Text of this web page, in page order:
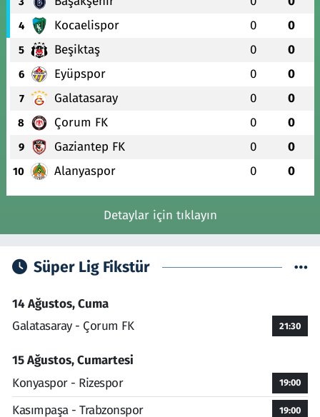
4 Kocaelispor 0 0
5 Beşiktaş 0 0
6 Eyüpspor 0 0
7 Galatasaray 0 0
8 Çorum FK 0 0
9 Gaziantep FK 0 0
10 Alanyaspor 0 0
Detaylar için tıklayın
Süper Lig Fikstür
14 Ağustos, Cuma
Galatasaray - Çorum FK
21:30
15 Ağustos, Cumartesi
Konyaspor - Rizespor
19:00
Kasımpaşa - Trabzonspor 19:00